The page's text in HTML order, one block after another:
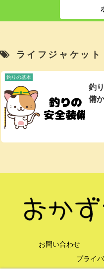
ライフジャケット
釣りの基本
釣
備
お問い合わせ
プライ